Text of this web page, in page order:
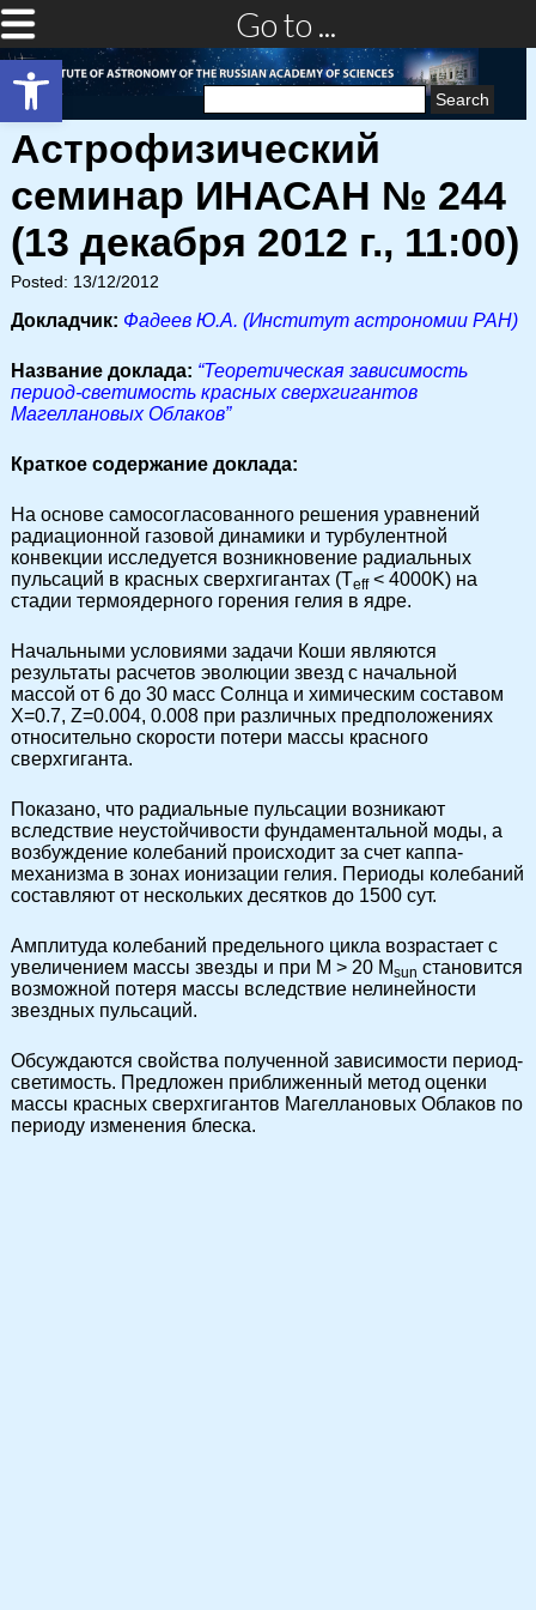
Open toolbar
Go to ...
Search
Астрофизический
семинар ИНАСАН № 244
(13 декабря 2012 г., 11:00)
Posted: 13/12/2012
Докладчик: Фадеев Ю.А. (Институт астрономии РАН)
Название доклада: “Теоретическая зависимость
период-светимость красных сверхгигантов
Магеллановых Облаков”
Краткое содержание доклада:
На основе самосогласованного решения уравнений
радиационной газовой динамики и турбулентной
конвекции исследуется возникновение радиальных
пульсаций в красных сверхгигантах (Teff< 4000K) на
стадии термоядерного горения гелия в ядре.
Начальными условиями задачи Коши являются
результаты расчетов эволюции звезд с начальной
массой от 6 до 30 масс Солнца и химическим составом
X=0.7, Z=0.004, 0.008 при различных предположениях
относительно скорости потери массы красного
сверхгиганта.
Показано, что радиальные пульсации возникают
вследствие неустойчивости фундаментальной моды, а
возбуждение колебаний происходит за счет каппа-
механизма в зонах ионизации гелия. Периоды колебаний
составляют от нескольких десятков до 1500 сут.
Амплитуда колебаний предельного цикла возрастает с
увеличением массы звезды и при M > 20 Msun становится
возможной потеря массы вследствие нелинейности
звездных пульсаций.
Обсуждаются свойства полученной зависимости период-
светимость. Предложен приближенный метод оценки
массы красных сверхгигантов Магеллановых Облаков по
периоду изменения блеска.